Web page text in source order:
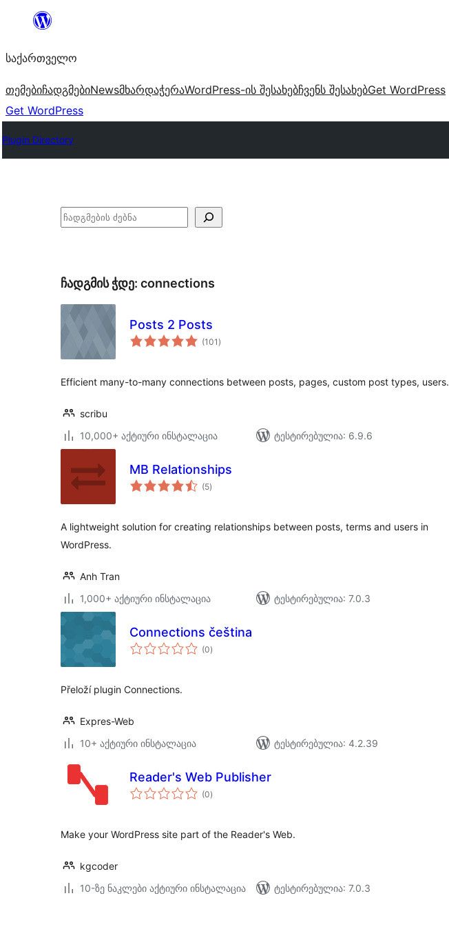
შიგთავსზე
საქართველო
თემებიჩადგმებიNewsმხარდაჭერაWordPress-ის შესახებჩვენს შესახებGet WordPress
Get WordPress
Plugin Directory
ძებნა
ჩადგმის ჭდე: connections
Posts 2 Posts
(101 საერთო
რეიტინგი
)
Efficient many-to-many connections between posts, pages, custom post types, users.
scribu
10,000+ აქტიური ინსტალაცია
ტესტირებულია: 6.9.6
MB Relationships
(5საერთო
რეიტინგი
)
A lightweight solution for creating relationships between posts, terms and users in
WordPress.
Anh Tran
1,000+ აქტიური ინსტალაცია
ტესტირებულია: 7.0.3
Connections čeština
(0საერთო
რეიტინგი
)
Přeloží plugin Connections.
Expres-Web
10+ აქტიური ინსტალაცია
ტესტირებულია: 4.2.39
Reader's Web Publisher
(0საერთო
რეიტინგი
)
Make your WordPress site part of the Reader's Web.
kgcoder
10-ზე ნაკლები აქტიური ინსტალაცია
ტესტირებულია: 7.0.3